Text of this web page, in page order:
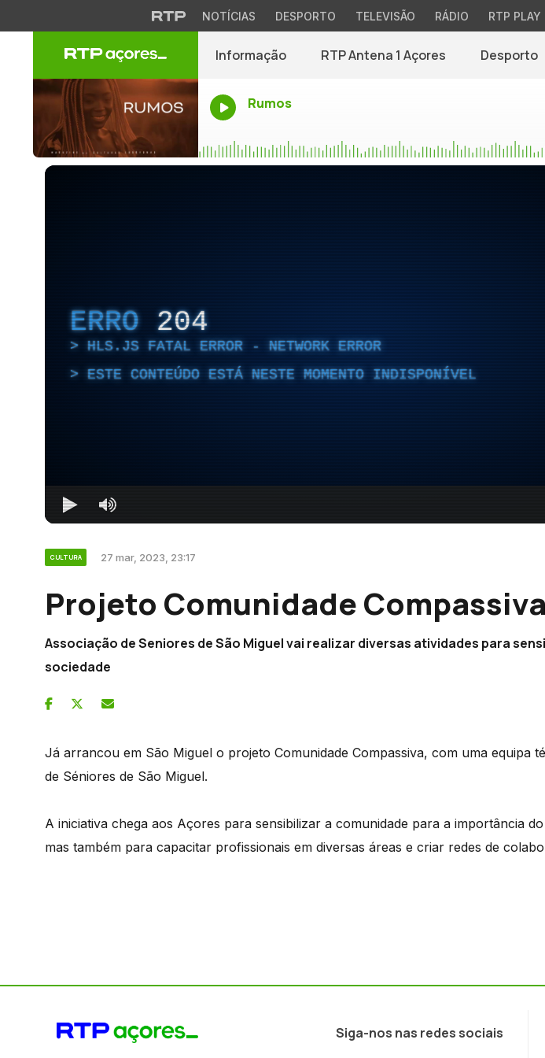
NOTÍCIAS DESPORTO TELEVISÃO RÁDIO RTP PLAY
Informação RTP Antena 1 Açores Desporto
Rumos
ERRO 204
HLS.JS FATAL ERROR - NETWORK ERROR
ESTE CONTEÚDO ESTÁ NESTE MOMENTO INDISPONÍVEL
CULTURA 27 mar, 2023, 23:17
Projeto Comunidade Compassiva
Associação de Seniores de São Miguel vai realizar diversas atividades para
sociedade
Já arrancou em São Miguel o projeto Comunidade Compassiva, com uma equipa
de Séniores de São Miguel.
A iniciativa chega aos Açores para sensibilizar a comunidade para a importância
mas também para capacitar profissionais em diversas áreas e criar redes de
Siga-nos nas redes sociais